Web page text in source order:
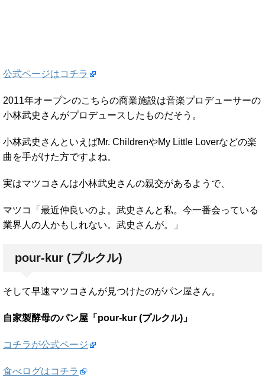
公式ページはコチラ
2011年オープンのこちらの商業施設は音楽プロデューサーの
小林武史さんがプロデュースしたものだそう。
小林武史さんといえばMr. ChildrenやMy Little Loverなどの楽
曲を手がけた方ですよね。
実はマツコさんは小林武史さんの親交があるようで、
マツコ「最近仲良いのよ。武史さんと私。今一番会っている
業界人の人かもしれない。武史さんが。」
pour-kur (プルクル)
そして早速マツコさんが見つけたのがパン屋さん。
自家製酵母のパン屋「pour-kur (プルクル)」
コチラが公式ページ
食べログはコチラ